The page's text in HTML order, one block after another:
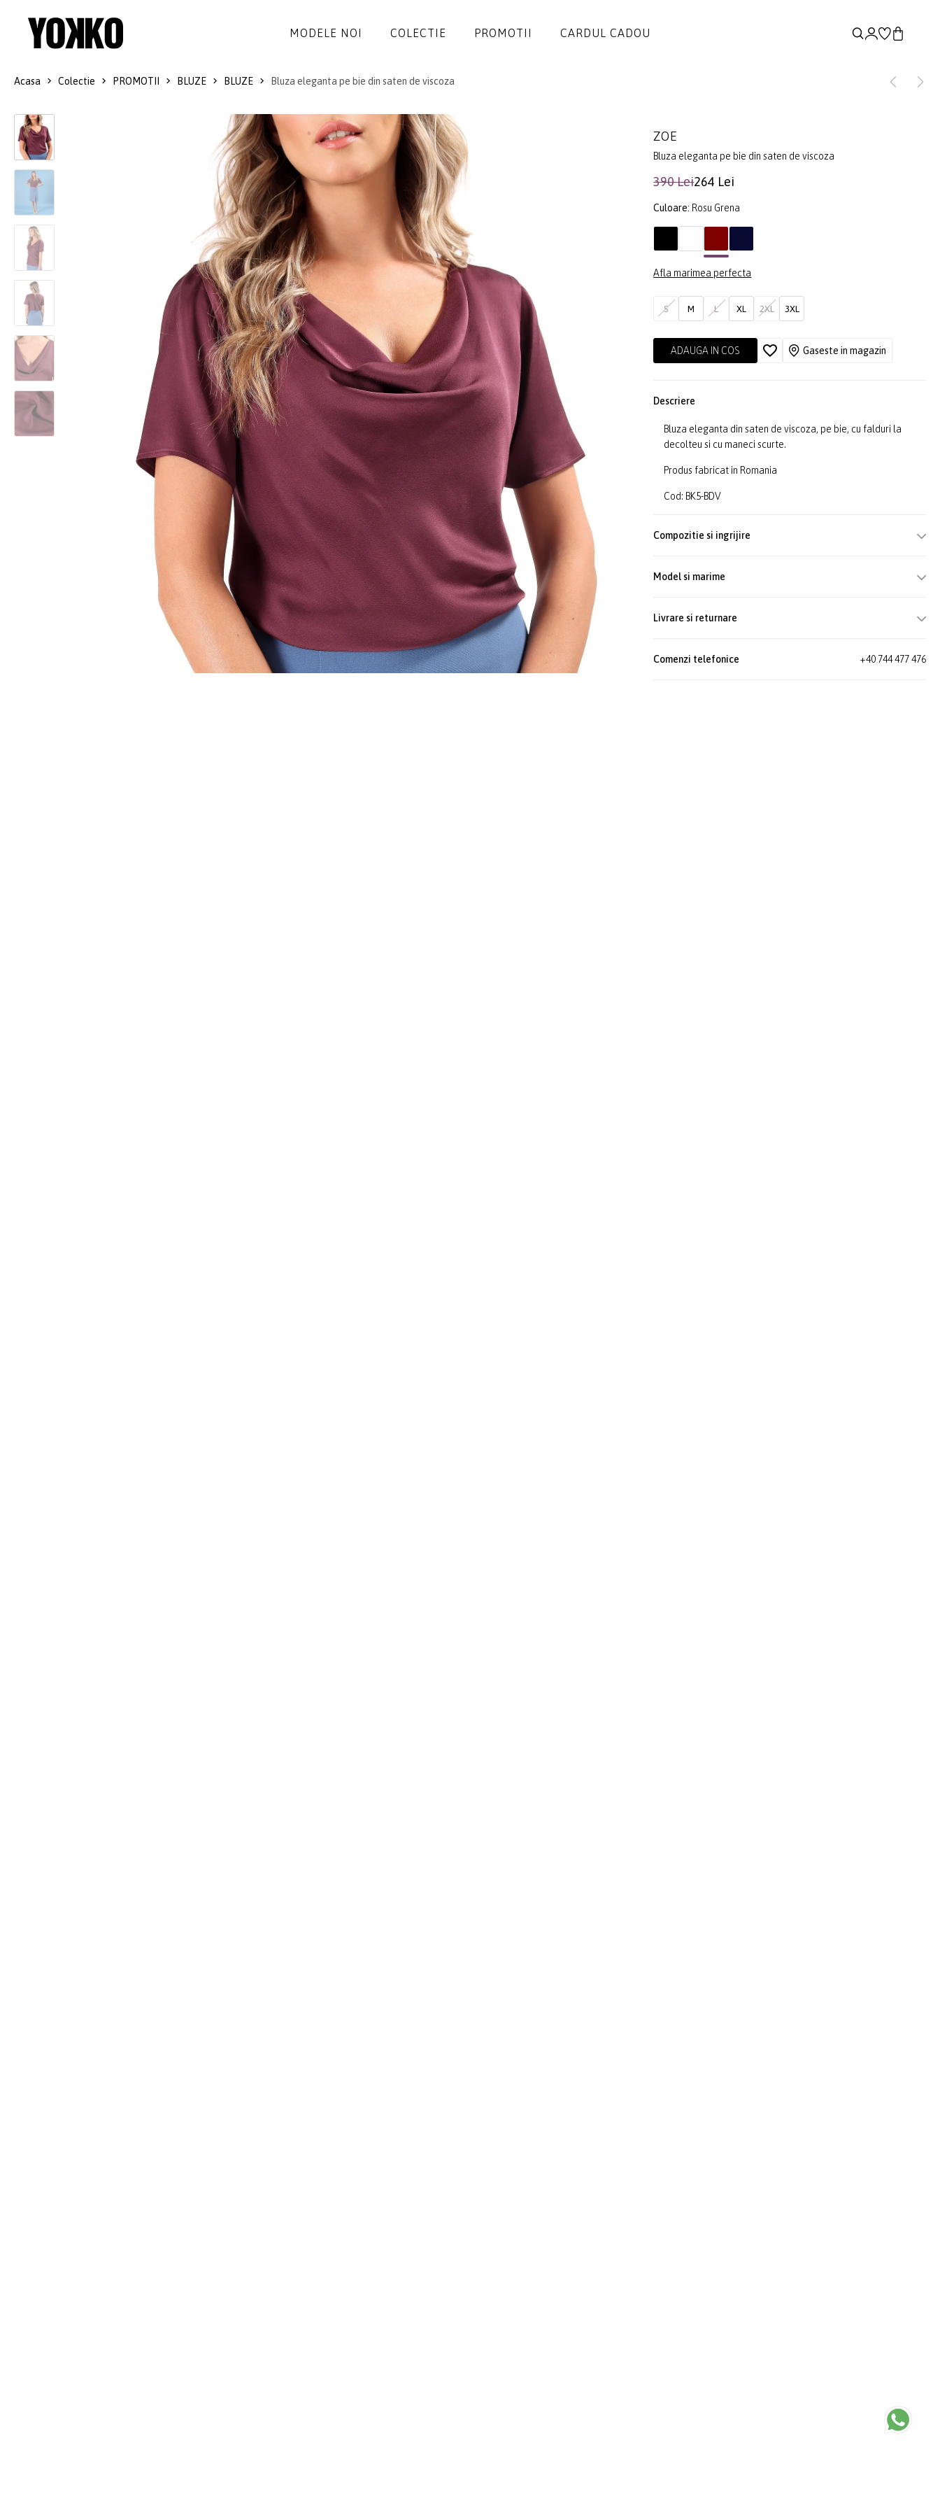
MODELE NOI COLECTIE
LITTLE BLACK DRESS
ROCHII LUNGI
ROCHII DE DANTELA
COSTUME DAMA
IDEI DE CADOURI
SMART-CASUAL
COCKTAIL
STILUL NAVY
COLECTIA ALB-NEGRU
SALOPETE
SACOURI
JACHETE
BLUZE
ACCESORII
PROMOTII
SACOURI
JACHETE
FUSTE
PANTALONI
BLUZE
ACCESORII
CARDUL CADOU
Acasa Colectie PROMOTII BLUZE BLUZE Bluza eleganta pe bie din saten de viscoza
ZOE
Bluza eleganta pe bie din saten de viscoza
390 Lei264 Lei
Culoare: Rosu Grena
Afla marimea perfecta
S M L XL 2XL 3XL
ADAUGA IN COS Gaseste in magazin
Descriere
Bluza eleganta din saten de viscoza, pe bie, cu falduri la
decolteu si cu maneci scurte.
Produs fabricat in Romania
Cod: BK5-BDV
Compozitie si ingrijire
Model si marime
Livrare si returnare
Comenzi telefonice +40 744 477 476